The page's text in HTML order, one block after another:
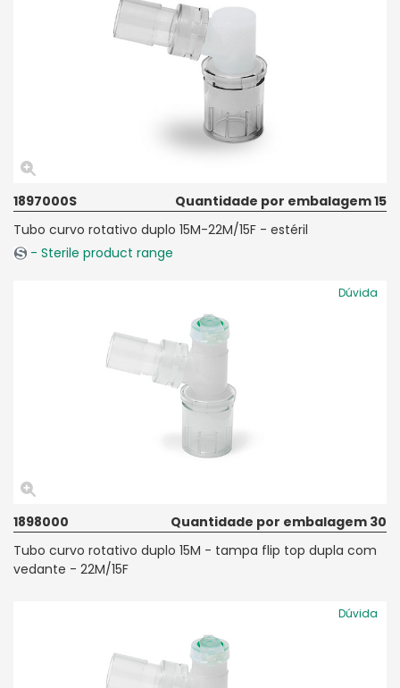
1897000S
Quantidade por embalagem 15
Tubo curvo rotativo duplo 15M-22M/15F - estéril
- Sterile product range
Dúvida
1898000
Quantidade por embalagem 30
Tubo curvo rotativo duplo 15M - tampa flip top dupla com
vedante - 22M/15F
Dúvida